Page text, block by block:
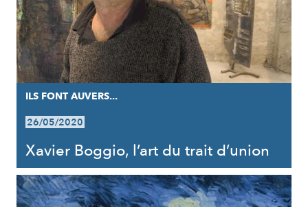
ILS FONT AUVERS...
26/05/2020
Xavier Boggio, l’art du trait d’union